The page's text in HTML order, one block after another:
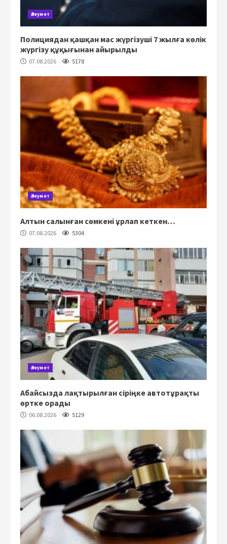
Әлеумет
Полициядан қашқан мас жүргізуші 7 жылға көлік
жүргізу құқығынан айырылды
07.08.2026 5178
Әлеумет
Алтын салынған сөмкені ұрлап кеткен…
07.08.2026 5304
Әлеумет
Абайсызда лақтырылған сіріңке автотұрақты
өртке орады
06.08.2026 5129